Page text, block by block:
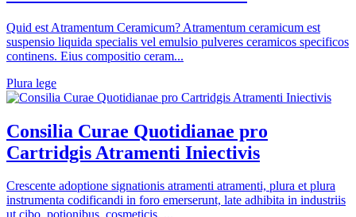
Quid est Atramentum Ceramicum? Atramentum ceramicum est
suspensio liquida specialis vel emulsio pulveres ceramicos specificos
continens. Eius compositio ceram...
Plura lege
Consilia Curae Quotidianae pro
Cartridgis Atramenti Iniectivis
Crescente adoptione signationis atramenti atramenti, plura et plura
instrumenta codificandi in foro emerserunt, late adhibita in industriis